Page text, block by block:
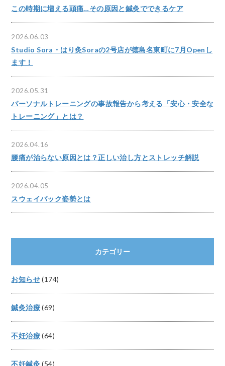
この時期に増える頭痛…その原因と鍼灸でできるケア
2026.06.03
Studio Sora・はり灸Soraの2号店が徳島名東町に7月Openし
ます！
2026.05.31
パーソナルトレーニングの事故報告から考える「安心・安全な
トレーニング」とは？
2026.04.16
腰痛が治らない原因とは？正しい治し方とストレッチ解説
2026.04.05
スウェイバック姿勢とは
カテゴリー
お知らせ(174)
鍼灸治療(69)
不妊治療(64)
不妊鍼灸 (54)